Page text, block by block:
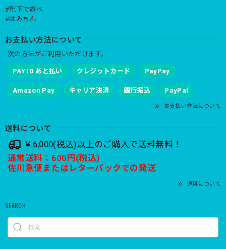
#靴下で遊べ
#はみちん
お支払い方法について
次の方法がご利用いただけます。
PAY ID あと払い クレジットカード PayPay
Amazon Pay キャリア決済 銀行振込 PayPal
お支払い方法について
送料について
￥6,000(税込)以上のご購入で送料無料！
通常送料：600円(税込)
佐川急便またはレターパックでの発送
送料について
SEARCH